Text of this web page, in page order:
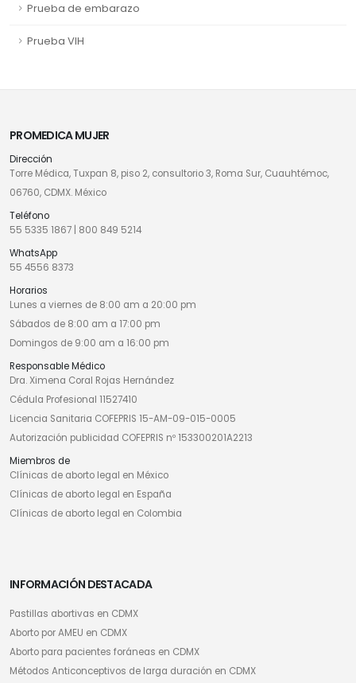
Prueba de embarazo
Prueba VIH
PROMEDICA MUJER
Dirección
Torre Médica, Tuxpan 8, piso 2, consultorio 3, Roma Sur, Cuauhtémoc,
06760, CDMX. México
Teléfono
55 5335 1867
800 849 5214
WhatsApp
55 4556 8373
Horarios
Lunes a viernes de 8:00 am a 20:00 pm
Sábados de 8:00 am a 17:00 pm
Domingos de 9:00 am a 16:00 pm
Responsable Médico
Dra. Ximena Coral Rojas Hernández
Cédula Profesional 11527410
Licencia Sanitaria COFEPRIS 15-AM-09-015-0005
Autorización publicidad COFEPRIS nº 153300201A2213
Miembros de
Clínicas de aborto legal en México
Clínicas de aborto legal en España
Clínicas de aborto legal en Colombia
INFORMACIÓN DESTACADA
Pastillas abortivas en CDMX
Aborto por AMEU en CDMX
Aborto para pacientes foráneas en CDMX
Métodos Anticonceptivos de larga duración en CDMX